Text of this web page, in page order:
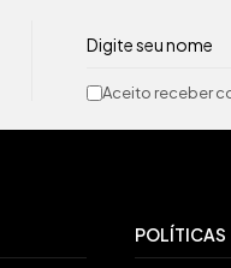
Aceito receber
POLÍTICAS